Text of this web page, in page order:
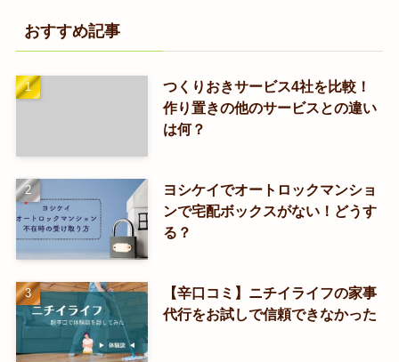
おすすめ記事
つくりおきサービス4社を比較！
作り置きの他のサービスとの違い
は何？
ヨシケイでオートロックマンショ
ンで宅配ボックスがない！どうす
る？
【辛口コミ】ニチイライフの家事
代行をお試しで信頼できなかった